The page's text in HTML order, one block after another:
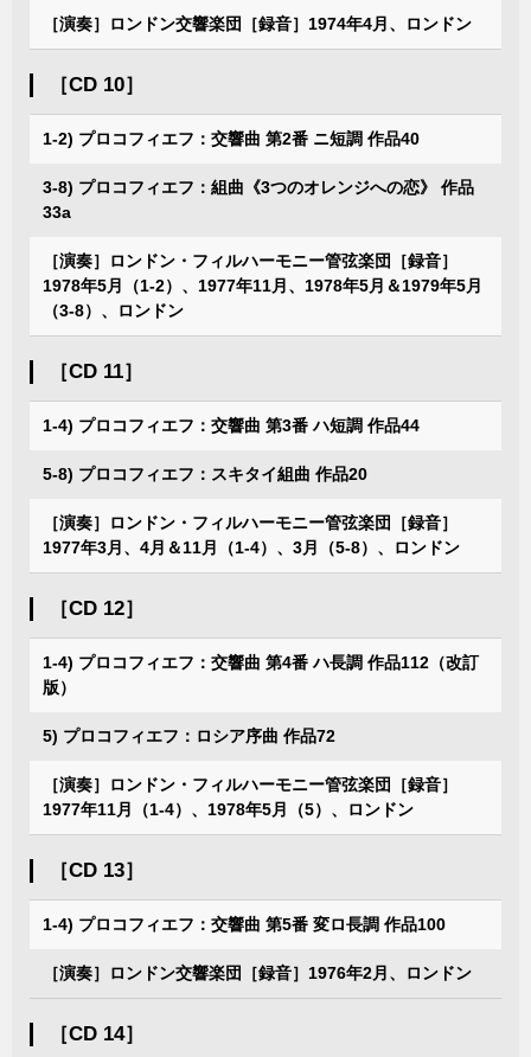
［演奏］ロンドン交響楽団［録音］1974年4月、ロンドン
［CD 10］
1-2) プロコフィエフ：交響曲 第2番 ニ短調 作品40
3-8) プロコフィエフ：組曲《3つのオレンジへの恋》 作品
33a
［演奏］ロンドン・フィルハーモニー管弦楽団［録音］
1978年5月（1-2）、1977年11月、1978年5月＆1979年5月
（3-8）、ロンドン
［CD 11］
1-4) プロコフィエフ：交響曲 第3番 ハ短調 作品44
5-8) プロコフィエフ：スキタイ組曲 作品20
［演奏］ロンドン・フィルハーモニー管弦楽団［録音］
1977年3月、4月＆11月（1-4）、3月（5-8）、ロンドン
［CD 12］
1-4) プロコフィエフ：交響曲 第4番 ハ長調 作品112（改訂
版）
5) プロコフィエフ：ロシア序曲 作品72
［演奏］ロンドン・フィルハーモニー管弦楽団［録音］
1977年11月（1-4）、1978年5月（5）、ロンドン
［CD 13］
1-4) プロコフィエフ：交響曲 第5番 変ロ長調 作品100
［演奏］ロンドン交響楽団［録音］1976年2月、ロンドン
［CD 14］